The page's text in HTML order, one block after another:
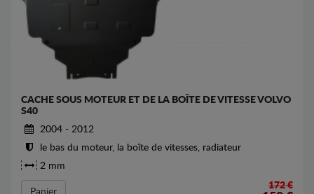
CACHE SOUS MOTEUR ET DE LA BOÎTE DE VITESSE VOLVO
S40
2004 - 2012
le bas du moteur, la boîte de vitesses, radiateur
2 mm
Panier
172 €